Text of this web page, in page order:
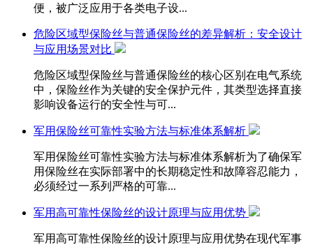
便，被广泛应用于各类电子设...
危险区域型保险丝与普通保险丝的差异解析：安全设计
与应用场景对比
危险区域型保险丝与普通保险丝的核心区别在电气系统
中，保险丝作为关键的安全保护元件，其类型选择直接
影响设备运行的安全性与可...
军用保险丝可靠性实验方法与标准体系解析
军用保险丝可靠性实验方法与标准体系解析为了确保军
用保险丝在实际部署中的长期稳定性和故障容忍能力，
必须经过一系列严格的可靠...
军用高可靠性保险丝的设计原理与应用优势
军用高可靠性保险丝的设计原理与应用优势在现代军事